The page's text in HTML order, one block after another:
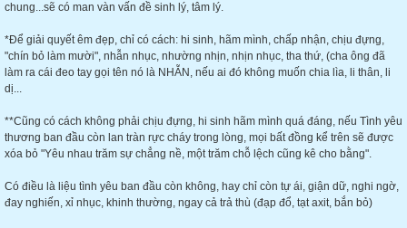
chung...sẽ có man vàn vấn đề sinh lý, tâm lý.
*Để giải quyết êm đẹp, chỉ có cách: hi sinh, hãm mình, chấp nhận, chịu đựng,
"chín bỏ làm mười", nhẫn nhục, nhường nhịn, nhịn nhục, tha thứ, (cha ông đã
làm ra cái đeo tay gọi tên nó là NHẪN, nếu ai đó không muốn chia lìa, li thân, li
dị...
**Cũng có cách không phải chịu đựng, hi sinh hãm mình quá đáng, nếu Tình yêu
thương ban đầu còn lan tràn rực cháy trong lòng, mọi bất đồng kể trên sẽ được
xóa bỏ "Yêu nhau trăm sự chẳng nề, một trăm chỗ lệch cũng kê cho bằng".
Có điều là liệu tình yêu ban đầu còn không, hay chỉ còn tự ái, giận dữ, nghi ngờ,
đay nghiến, xỉ nhục, khinh thường, ngay cả trả thù (đạp đổ, tạt axit, bắn bỏ)